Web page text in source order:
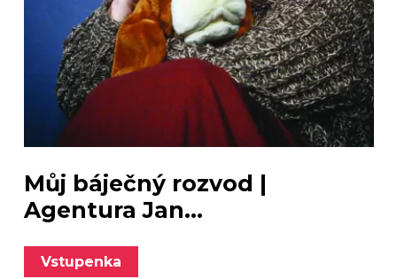
Můj báječný rozvod |
Agentura Jan...
Vstupenka